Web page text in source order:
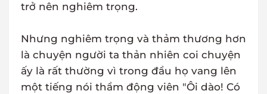
trở nên nghiêm trọng.
Nhưng nghiêm trọng và thảm thương hơn
là chuyện người ta thản nhiên coi chuyện
ấy là rất thường vì trong đầu họ vang lên
một tiếng nói thầm động viên "Ôi dào! Có